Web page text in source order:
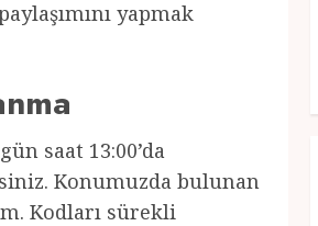
yapmak
saat 13:00’da
Konumuzda bulunan
Kodları sürekli